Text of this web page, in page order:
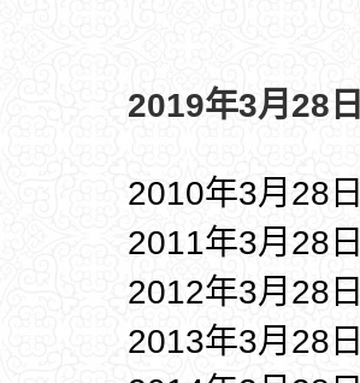
2019年3月28
2010年3月28日
2011年3月28日
2012年3月28日
2013年3月28日